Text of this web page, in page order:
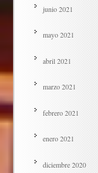
junio 2021
mayo 2021
abril 2021
marzo 2021
febrero 2021
enero 2021
diciembre 2020